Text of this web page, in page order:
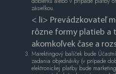
zásielkou.
< li> Prevádzkovateľ
rôzne formy platieb a
akomkoľvek čase a
Marektingový balíček bude
zadania objednávky (v prípade
elektronickej platby bude